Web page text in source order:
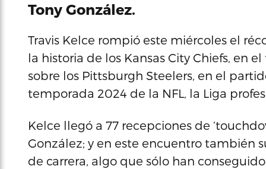
Tony González.
Travis Kelce rompió este miércoles el
la historia de los Kansas City Chiefs, en
sobre los Pittsburgh Steelers, en el
temporada 2024 de la NFL, la Liga
Kelce llegó a 77 recepciones de
González; y en este encuentro también
de carrera, algo que sólo han conseguido